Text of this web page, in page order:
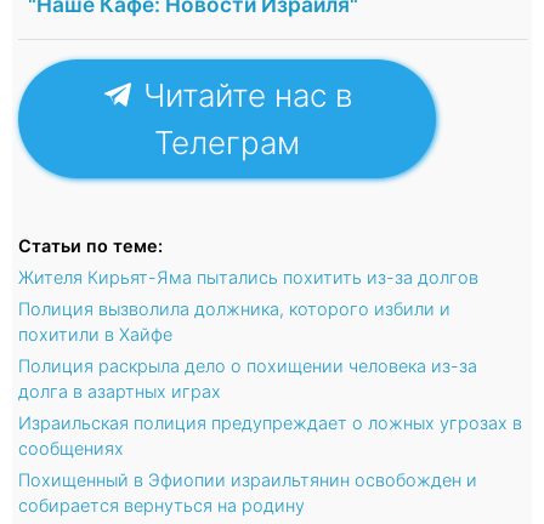
Читайте нас в
Телеграм
Статьи по теме:
Жителя Кирьят-Яма пытались похитить из-за долгов
Полиция вызволила должника, которого избили и
похитили в Хайфе
Полиция раскрыла дело о похищении человека из-за
долга в азартных играх
Израильская полиция предупреждает о ложных угрозах в
сообщениях
Похищенный в Эфиопии израильтянин освобожден и
собирается вернуться на родину